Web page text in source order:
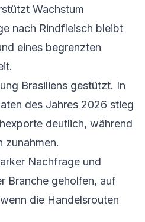
Wachstum
nach Rindfleisch bleibt
eines begrenzten
Brasiliens gestützt. In
des Jahres 2026 stieg
deutlich, während
zunahmen.
Nachfrage und
Branche geholfen, auf
die Handelsrouten